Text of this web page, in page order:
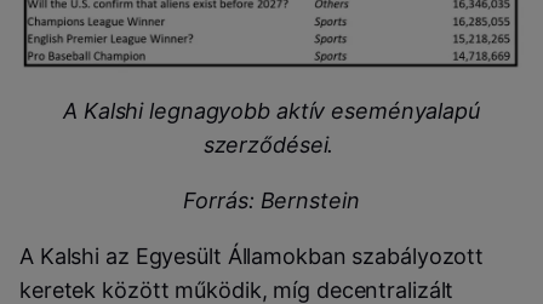
A Kalshi legnagyobb aktív eseményalapú
szerződései.
Forrás: Bernstein
A Kalshi az Egyesült Államokban szabályozott
keretek között működik, míg decentralizált